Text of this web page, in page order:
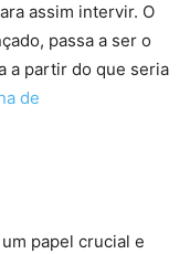
assim intervir. O
passa a ser o
a partir do que seria
de
papel crucial e